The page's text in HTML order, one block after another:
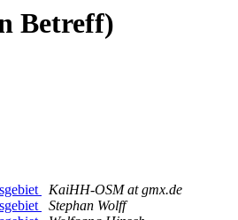
Betreff)
KaiHH-OSM at gmx.de
Stephan Wolff